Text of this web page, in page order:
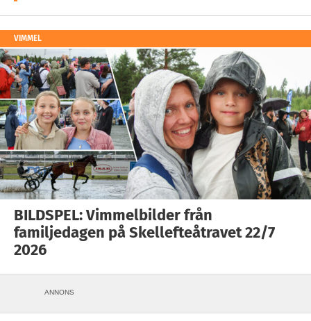
VIMMEL
BILDSPEL: Vimmelbilder från
familjedagen på Skellefteåtravet 22/7
2026
ANNONS